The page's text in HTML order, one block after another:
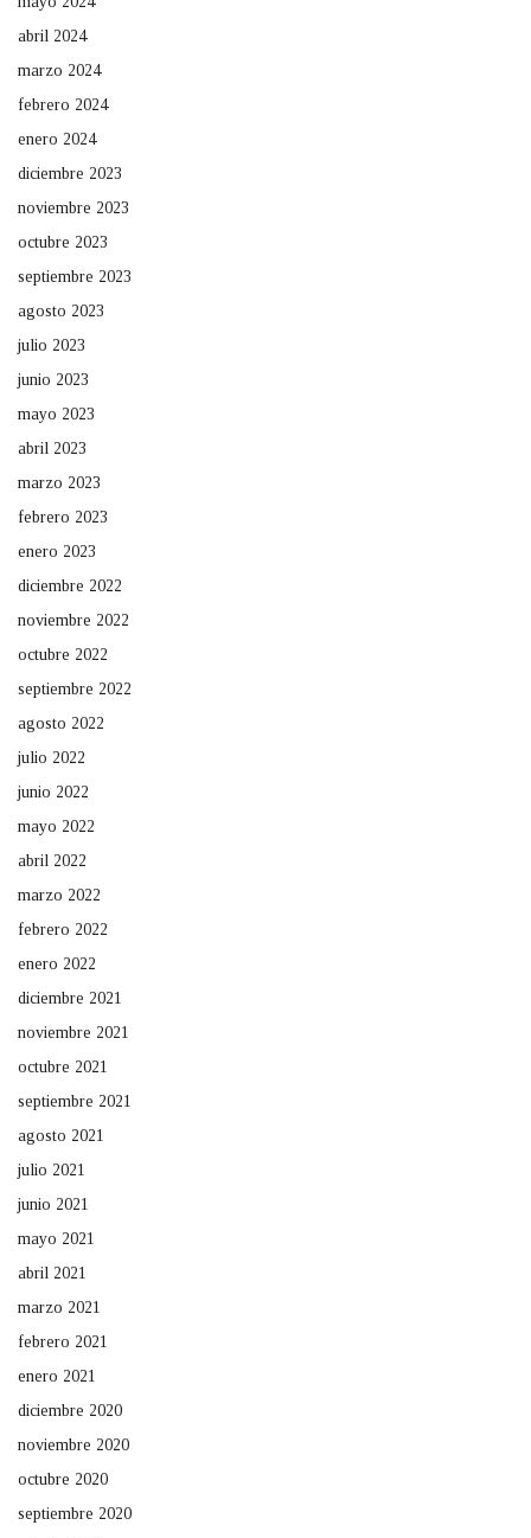
abril 2024
marzo 2024
febrero 2024
enero 2024
diciembre 2023
noviembre 2023
octubre 2023
septiembre 2023
agosto 2023
julio 2023
junio 2023
mayo 2023
abril 2023
marzo 2023
febrero 2023
enero 2023
diciembre 2022
noviembre 2022
octubre 2022
septiembre 2022
agosto 2022
julio 2022
junio 2022
mayo 2022
abril 2022
marzo 2022
febrero 2022
enero 2022
diciembre 2021
noviembre 2021
octubre 2021
septiembre 2021
agosto 2021
julio 2021
junio 2021
mayo 2021
abril 2021
marzo 2021
febrero 2021
enero 2021
diciembre 2020
noviembre 2020
octubre 2020
septiembre 2020